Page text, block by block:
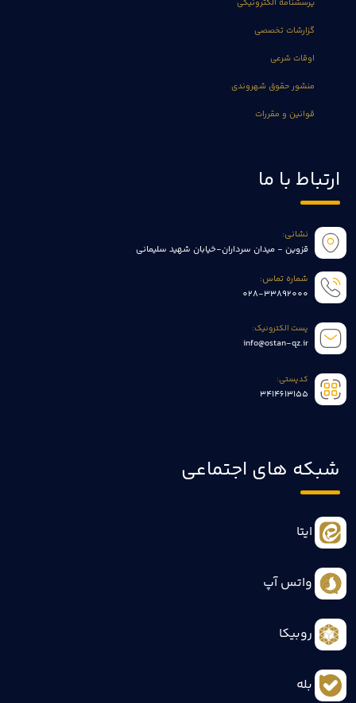
پرسشنامه الکترونیکی
گزارشات تخصصی
اوقات شرعی
منشور حقوق شهروندی
قوانین و مقررات
ارتباط با ما
نشانی:
قزوین - میدان سرداران-خیابان شهید سلیمانی
شماره تماس:
028-33892000
پست الکترونیک:
info@ostan-qz.ir
کدپستی:
3414613155
شبکه های اجتماعی
ایتا
واتس آپ
روبیکا
بله